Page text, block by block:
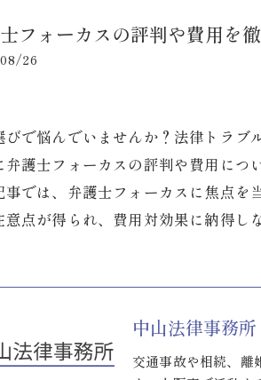
フォーカスの評判や費用を
26
びで悩んでいませんか？法律トラ
弁護士フォーカスの評判や費用に
事では、弁護士フォーカスに焦点
意点が得られ、費用対効果に納得し
中山法律事務所
交通事故や相続、離